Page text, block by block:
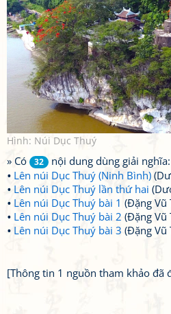
Hình: Núi Dục Thuý
» Có 32
nội dung dùng giải nghĩa:
Lên núi Dục Thuý (Ninh Bình)
Lên núi Dục Thuý lần thứ hai
Lên núi Dục Thuý bài 1 (Đặng Vũ
Lên núi Dục Thuý bài 2 (Đặng Vũ
Lên núi Dục Thuý bài 3 (Đặng Vũ
[Thông tin 1 nguồn tham khảo đã